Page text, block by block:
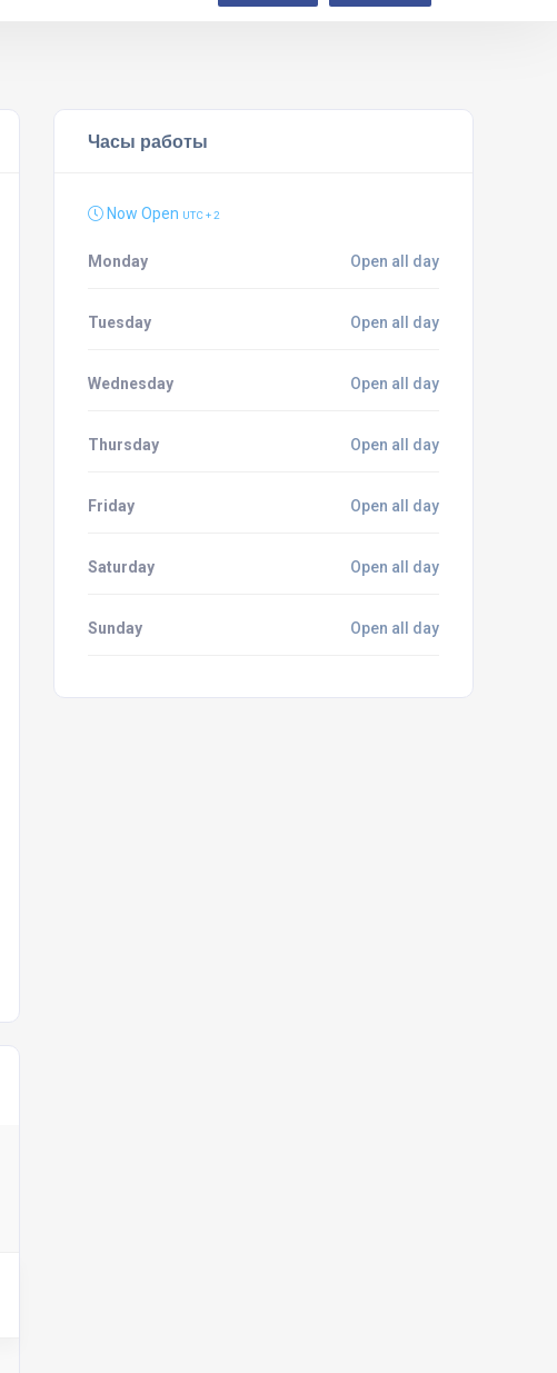
Часы работы
Now Open UTC + 2
Monday Open all day
Tuesday Open all day
Wednesday Open all day
Thursday Open all day
Friday Open all day
Saturday Open all day
Sunday Open all day